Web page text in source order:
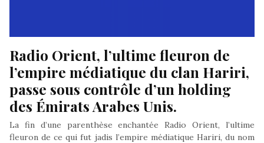
Radio Orient, l’ultime fleuron de
l’empire médiatique du clan Hariri,
passe sous contrôle d’un holding
des Émirats Arabes Unis.
La fin d’une parenthèse enchantée Radio Orient, l’ultime
fleuron de ce qui fut jadis l’empire médiatique Hariri, du nom